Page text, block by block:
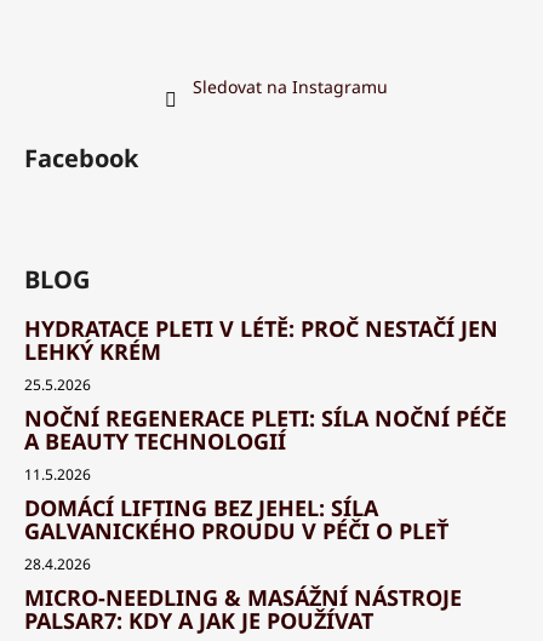
Sledovat na Instagramu
Facebook
BLOG
HYDRATACE PLETI V LÉTĚ: PROČ NESTAČÍ JEN
LEHKÝ KRÉM
25.5.2026
NOČNÍ REGENERACE PLETI: SÍLA NOČNÍ PÉČE
A BEAUTY TECHNOLOGIÍ
11.5.2026
DOMÁCÍ LIFTING BEZ JEHEL: SÍLA
GALVANICKÉHO PROUDU V PÉČI O PLEŤ
28.4.2026
MICRO-NEEDLING & MASÁŽNÍ NÁSTROJE
PALSAR7: KDY A JAK JE POUŽÍVAT